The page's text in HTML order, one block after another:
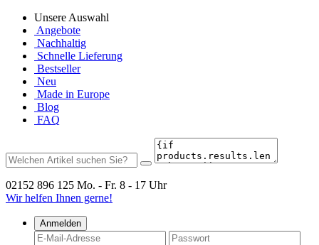
Unsere Auswahl
Angebote
Nachhaltig
Schnelle Lieferung
Bestseller
Neu
Made in Europe
Blog
FAQ
02152 896 125 Mo. - Fr. 8 - 17 Uhr
Wir helfen Ihnen gerne!
Anmelden